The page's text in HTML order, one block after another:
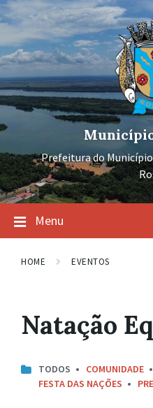
Ir
para
conteúdo
Pular
para
navegação
principal
Pular
para
rodapé
Prefeitura do
Menu
HOME EVENTOS
Natação
TODOS COMUNIDADE
FESTA DAS NAÇÕES